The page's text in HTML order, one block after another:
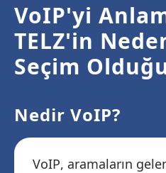
VoIP'yi
TELZ'in
Seçim
Nedir VoIP?
VoIP, aramaların